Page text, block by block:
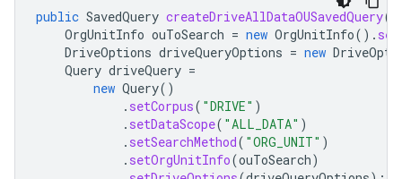
public SavedQuery createDriveAllDataOUSavedQuery(
OrgUnitInfo ouToSearch = new OrgUnitInfo().
DriveOptions driveQueryOptions = new
Query driveQuery =
new Query()
. setCorpus( "DRIVE" )
. setDataScope( "ALL_DATA" )
. setSearchMethod( "ORG_UNIT" )
. setOrgUnitInfo(ouToSearch)